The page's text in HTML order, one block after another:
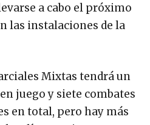
a cabo el próximo
las instalaciones de la
Mixtas tendrá un
juego y siete combates
en total, pero hay más